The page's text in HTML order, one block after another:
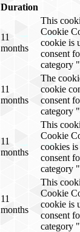
Duration
11
months
This
Cookie
cookie is
consent
category
11
months
The
cookie
consent
category
11
months
This
Cookie
cookies is
consent
category
11
months
This
Cookie
cookie is
consent
category